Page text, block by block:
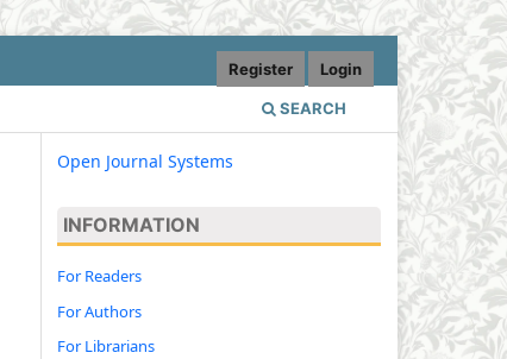
SEARCH
Register Login
Open Journal Systems
INFORMATION
For Readers
For Authors
For Librarians